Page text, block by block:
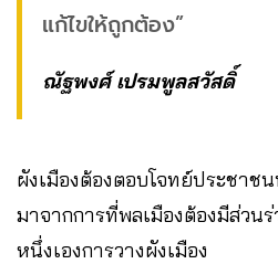
แก้ไขให้ถูกต้อง”
ณัฐพงศ์ เปรมพูลสวัสดิ์
ผังเมืองต้องตอบโจทย์ประชาช
มาจากการที่พลเมืองต้องมีส่วน
หนึ่งเองการวางผังเมือง